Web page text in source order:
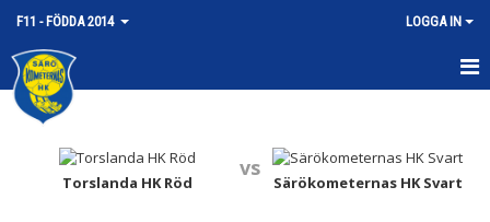
F11 - FÖDDA 2014 LOGGA IN
HEM
NYHETER
Torslanda HK Röd
vs
Särökometernas HK Svart